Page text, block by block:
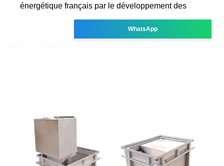
énergétique français par le développement des
WhatsApp